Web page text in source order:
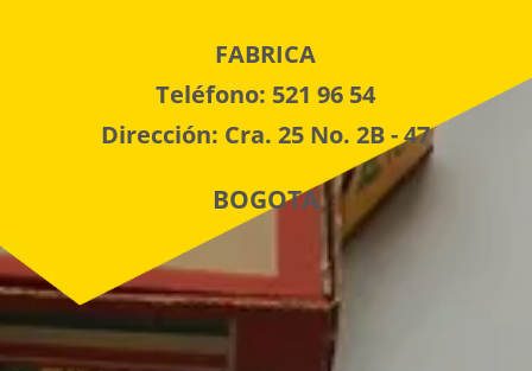
FABRICA
Teléfono: 521 96 54
Dirección: Cra. 25 No. 2B - 47
BOGOTA